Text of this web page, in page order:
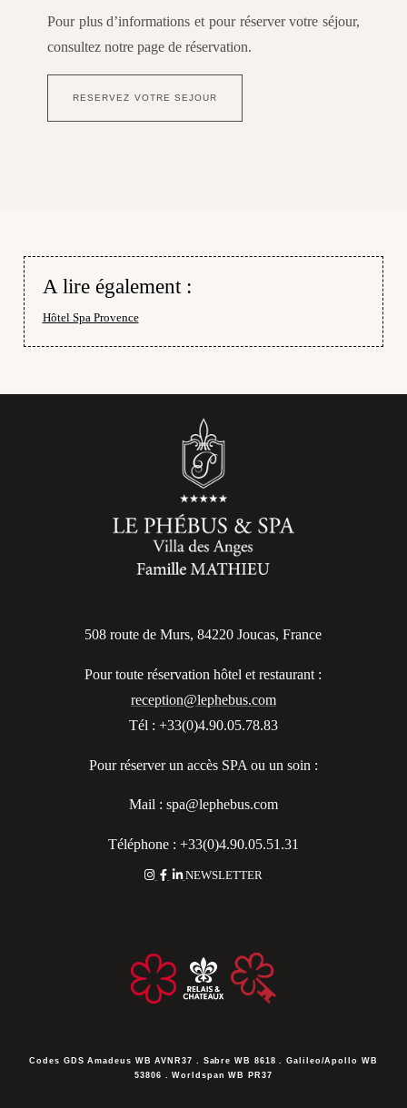
Pour plus d’informations et pour réserver votre séjour,
consultez notre page de réservation.
RESERVEZ VOTRE SEJOUR
A lire également :
Hôtel Spa Provence
508 route de Murs, 84220 Joucas, France
Pour toute réservation hôtel et restaurant :
reception@lephebus.com
Tél : +33(0)4.90.05.78.83
Pour réserver un accès SPA ou un soin :
Mail : spa@lephebus.com
Téléphone : +33(0)4.90.05.51.31
NEWSLETTER
Codes GDSAmadeus WB AVNR37 . Sabre WB 8618 . Galileo/Apollo WB
53806 . Worldspan WB PR37